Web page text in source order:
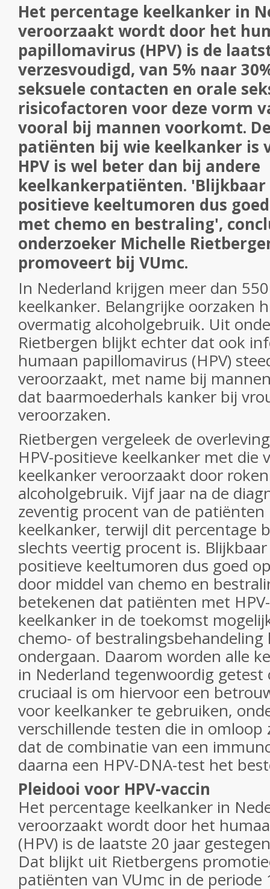
Het percentage keelkanker in
veroorzaakt wordt door het
papillomavirus (HPV) is de
verzesvoudigd, van 5% naar
seksuele contacten en orale
risicofactoren voor deze vorm
vooral bij mannen voorkomt.
patiënten bij wie keelkanker is
HPV is wel beter dan bij andere
keelkankerpatiënten. 'Blijkbaar
positieve keeltumoren dus
met chemo en bestraling',
onderzoeker Michelle
promoveert bij VUmc.
In Nederland krijgen meer dan
keelkanker. Belangrijke oorzaken
overmatig alcoholgebruik. Uit
Rietbergen blijkt echter dat ook
humaan papillomavirus (HPV)
veroorzaakt, met name bij
dat baarmoederhals kanker bij
veroorzaken.
Rietbergen vergeleek de
HPV-positieve keelkanker met die
keelkanker veroorzaakt door
alcoholgebruik. Vijf jaar na de
zeventig procent van de patiënten
keelkanker, terwijl dit percentage
slechts veertig procent is.
positieve keeltumoren dus goed
door middel van chemo en
betekenen dat patiënten met
keelkanker in de toekomst
chemo- of bestralingsbehandeling
ondergaan. Daarom worden alle
in Nederland tegenwoordig
cruciaal is om hiervoor een
voor keelkanker te gebruiken,
verschillende testen die in omloop
dat de combinatie van een
daarna een HPV-DNA-test het
Pleidooi voor HPV-vaccin
Het percentage keelkanker in
veroorzaakt wordt door het
(HPV) is de laatste 20 jaar
Dat blijkt uit Rietbergens
patiënten van VUmc in de